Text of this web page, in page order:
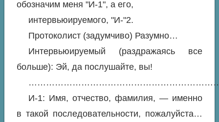
обозначим меня "И-1", а его,
интервьюируемого, "И-"2.
Протоколист (задумчиво) Разумно…
Интервьюируемый (раздражаясь все
больше): Эй, да послушайте, вы!
И-1: Имя, отчество, фамилия, — именно
в такой последовательности, пожалуйста…